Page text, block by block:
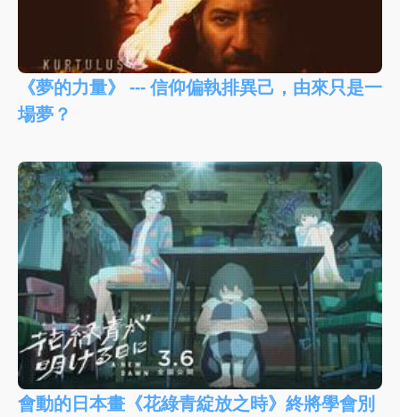
《夢的力量》 --- 信仰偏執排異己，由來只是一
場夢？
會動的日本畫《花綠青綻放之時》終將學會別